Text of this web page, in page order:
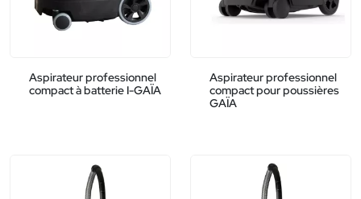
Aspirateur professionnel
compact à batterie I-GAÏA
Aspirateur professionnel
compact pour poussières
GAÏA